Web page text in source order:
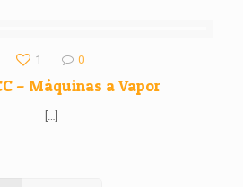
1 0
– Máquinas a Vapor
[…]